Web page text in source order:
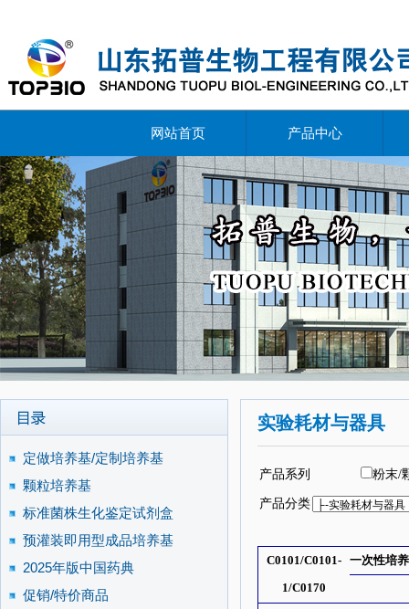
网站首页 产品中心
定做培养基/定制培养基
颗粒培养基
标准菌株生化鉴定试剂盒
预灌装即用型成品培养基
2025年版中国药典
促销/特价商品
实验耗材与器具
产品系列 粉末/
产品分类
C0101/C0101-
1/C0170
一次性培